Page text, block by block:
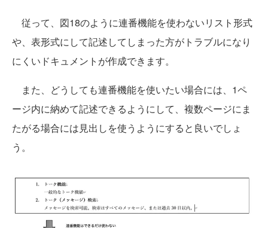
従って、図18のように連番機能を使わないリスト形式
や、表形式にして記述してしまった方がトラブルになり
にくいドキュメントが作成できます。
また、どうしても連番機能を使いたい場合には、1ペ
ージ内に納めて記述できるようにして、複数ページにま
たがる場合には見出しを使うようにすると良いでしょ
う。